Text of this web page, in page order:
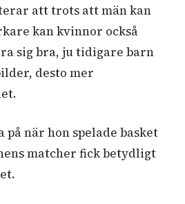
att trots att män kan
kan kvinnor också
sig bra, ju tidigare barn
desto mer
när hon spelade basket
matcher fick betydligt